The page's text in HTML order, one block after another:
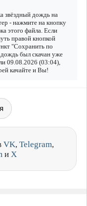
звёздный дождь на
- нажмите на кнопку
этого файла. Если
правой кнопкой
"Сохранить по
дождь был скачан уже
09.08.2026 (03:04),
качайте и Вы!
VK, Telegram,
и X